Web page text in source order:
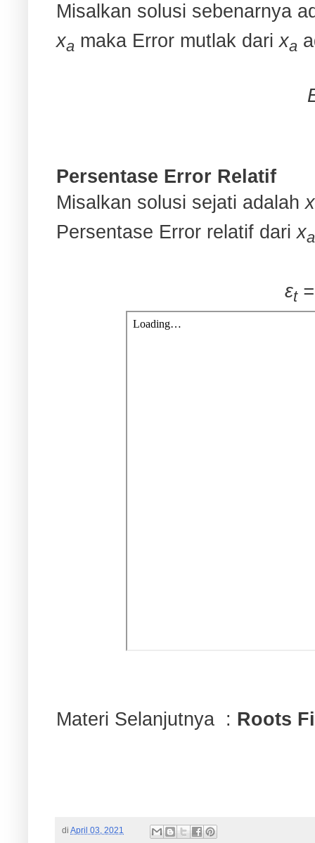
Misalkan solusi sebenarnya
xa maka Error mutlak dari xa
Persentase Error Relatif
Misalkan solusi sejati adalahx
Persentase Error relatif dari xa
εt
Materi Selanjutnya : Roots
di April 03, 2021